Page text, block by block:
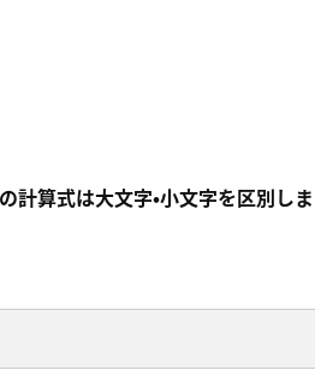
計算式は大文字・小文字を区別しま